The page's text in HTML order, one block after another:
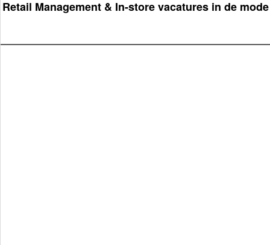
Retail Management & In-store vacatures in de mode